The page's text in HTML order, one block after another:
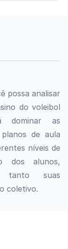
possa analisar
do voleibol
dominar as
de aula
níveis de
dos alunos,
tanto suas
coletivo.